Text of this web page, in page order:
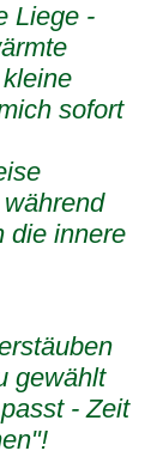
Liege -
sofort
die innere
gewählt
- Zeit